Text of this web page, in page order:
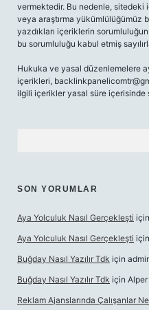
vermektedir. Bu nedenle,
veya araştırma yükümlülüğümüz
yazdıkları içeriklerin
bu sorumluluğu kabul etmiş
Hukuka ve yasal düzenlemelere
içerikleri,
ilgili içerikler yasal süre içerisinde
SON YORUMLAR
Aya Yolculuk Nasıl Gerçekleşti için
Aya Yolculuk Nasıl Gerçekleşti için
Buğday Nasıl Yazılır Tdk için
Buğday Nasıl Yazılır Tdk için Alper
Reklam Ajanslarında Çalışanlar